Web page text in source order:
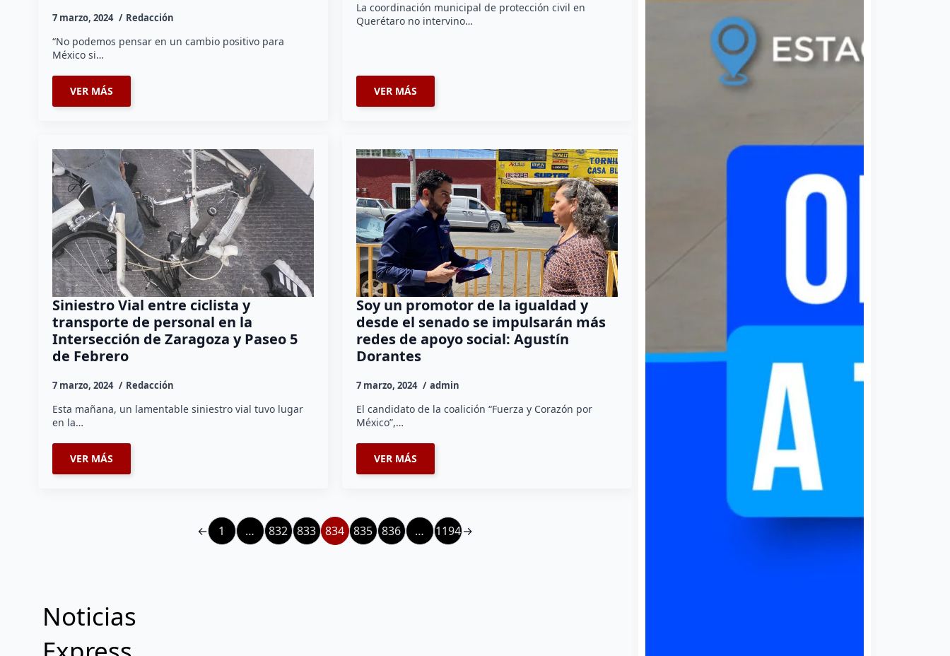
7 marzo, 2024 Redacción
“No podemos pensar en un cambio positivo para
México si…
VER MÁS
La coordinación municipal de protección civil en
Querétaro no intervino…
VER MÁS
Siniestro Vial entre ciclista y
transporte de personal en la
Intersección de Zaragoza y Paseo 5
de Febrero
7 marzo, 2024 Redacción
Esta mañana, un lamentable siniestro vial tuvo lugar
en la…
VER MÁS
Soy un promotor de la igualdad y
desde el senado se impulsarán más
redes de apoyo social: Agustín
Dorantes
7 marzo, 2024 admin
El candidato de la coalición “Fuerza y Corazón por
México”,…
VER MÁS
← 1 … 832 833 834 835 836 … 1194→
Noticias